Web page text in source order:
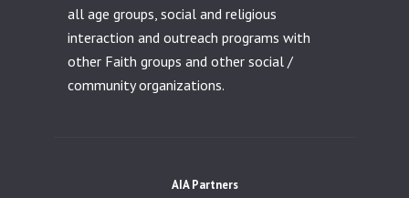
all age groups, social and religious
interaction and outreach programs with
other Faith groups and other social /
community organizations.
AIA Partners